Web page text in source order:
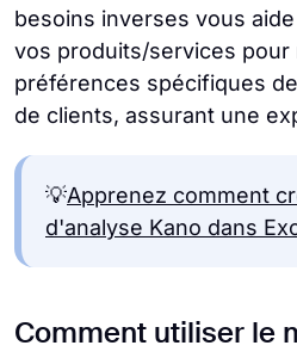
besoins inverses vous
vos produits/services pour
préférences spécifiques
de clients, assurant une
💡Apprenez comment
d'analyse Kano dans
Comment utiliser le